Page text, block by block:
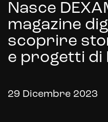
Website
Web application e app
Whistleblowing
Nasce
magazine
scoprire
e progetti di
29 Dicembre 2023